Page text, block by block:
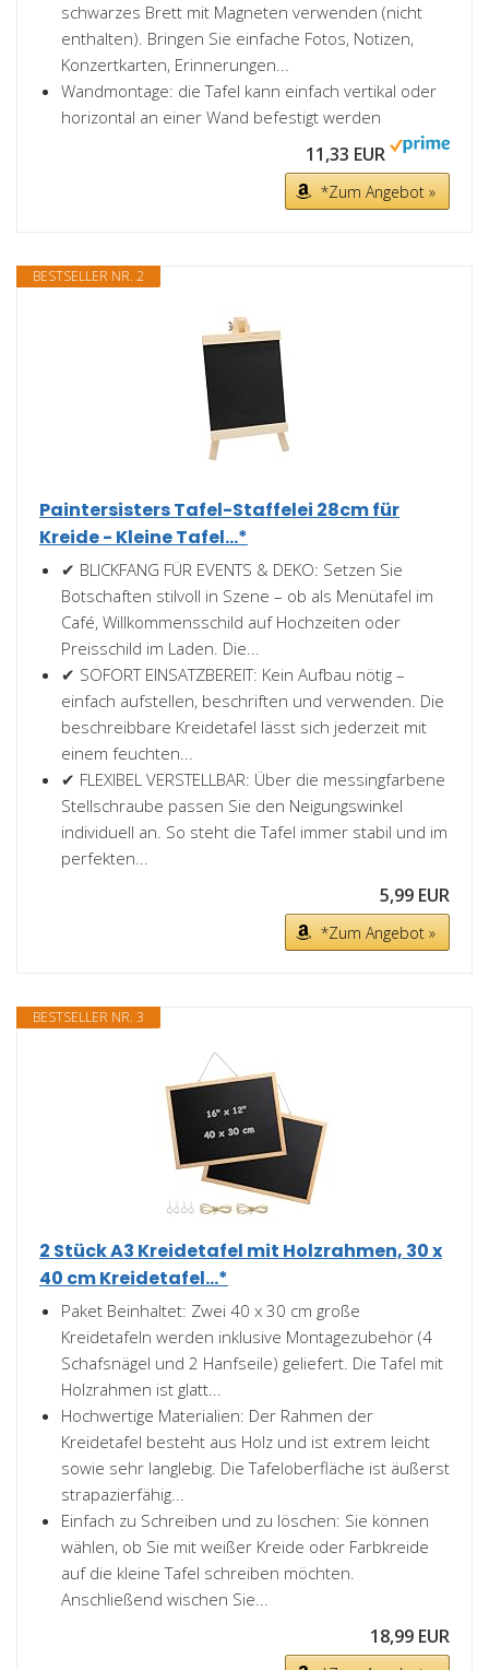
schwarzes Brett mit Magneten verwenden (nicht
enthalten). Bringen Sie einfache Fotos, Notizen,
Konzertkarten, Erinnerungen...
Wandmontage: die Tafel kann einfach vertikal oder
horizontal an einer Wand befestigt werden
11,33 EUR
*Zum Angebot »
BESTSELLER NR. 2
Paintersisters Tafel-Staffelei 28cm für
Kreide - Kleine Tafel...*
✔ BLICKFANG FÜR EVENTS & DEKO: Setzen Sie
Botschaften stilvoll in Szene – ob als Menütafel im
Café, Willkommensschild auf Hochzeiten oder
Preisschild im Laden. Die...
✔ SOFORT EINSATZBEREIT: Kein Aufbau nötig –
einfach aufstellen, beschriften und verwenden. Die
beschreibbare Kreidetafel lässt sich jederzeit mit
einem feuchten...
✔ FLEXIBEL VERSTELLBAR: Über die messingfarbene
Stellschraube passen Sie den Neigungswinkel
individuell an. So steht die Tafel immer stabil und im
perfekten...
5,99 EUR
*Zum Angebot »
BESTSELLER NR. 3
2 Stück A3 Kreidetafel mit Holzrahmen, 30 x
40 cm Kreidetafel...*
Paket Beinhaltet: Zwei 40 x 30 cm große
Kreidetafeln werden inklusive Montagezubehör (4
Schafsnägel und 2 Hanfseile) geliefert. Die Tafel mit
Holzrahmen ist glatt...
Hochwertige Materialien: Der Rahmen der
Kreidetafel besteht aus Holz und ist extrem leicht
sowie sehr langlebig. Die Tafeloberfläche ist äußerst
strapazierfähig...
Einfach zu Schreiben und zu löschen: Sie können
wählen, ob Sie mit weißer Kreide oder Farbkreide
auf die kleine Tafel schreiben möchten.
Anschließend wischen Sie...
18,99 EUR